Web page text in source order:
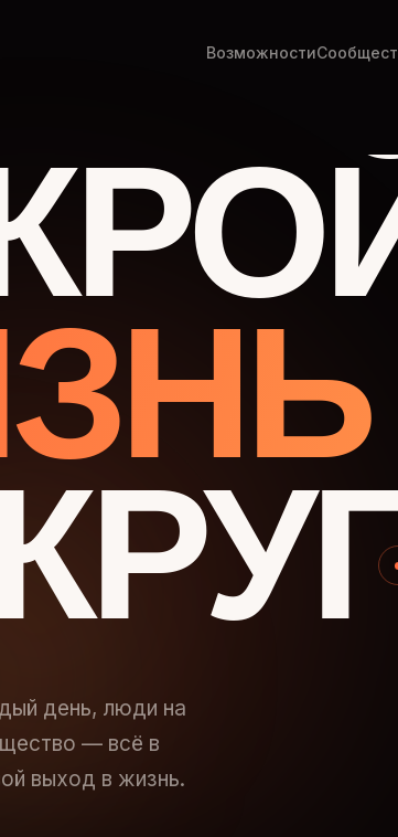
Возможности
день, люди на
— всё в
выход в жизнь.